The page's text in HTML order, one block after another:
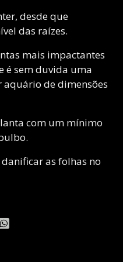
desde que
das raízes.
mais impactantes
é sem duvida uma
de dimensões
com um mínimo
as folhas no